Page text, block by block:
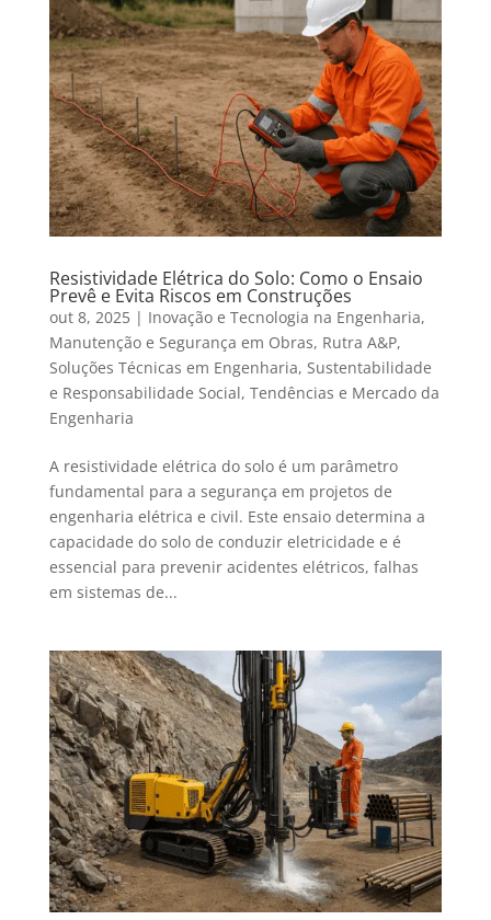
Resistividade Elétrica do Solo: Como o Ensaio
Prevê e Evita Riscos em Construções
out 8, 2025| Inovação e Tecnologia na Engenharia,
Manutenção e Segurança em Obras, Rutra A&P,
Soluções Técnicas em Engenharia, Sustentabilidade
e Responsabilidade Social, Tendências e Mercado da
Engenharia
A resistividade elétrica do solo é um parâmetro
fundamental para a segurança em projetos de
engenharia elétrica e civil. Este ensaio determina a
capacidade do solo de conduzir eletricidade e é
essencial para prevenir acidentes elétricos, falhas
em sistemas de...